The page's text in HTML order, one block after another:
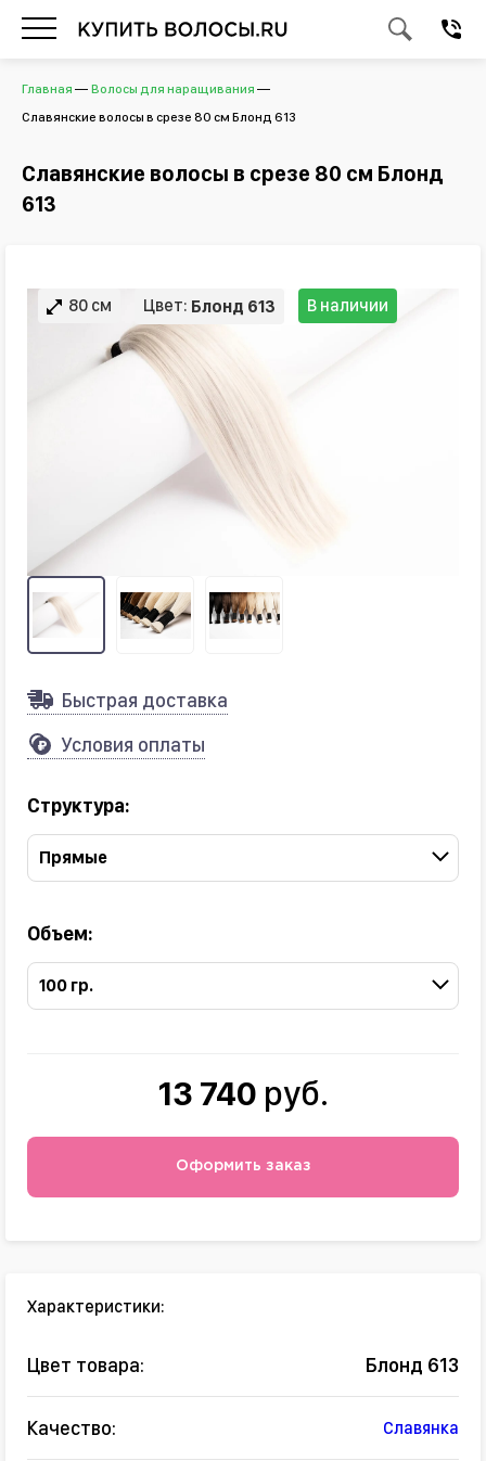
Главная
Волосы для наращивания
Славянские волосы в срезе 80 см Блонд 613
Славянские волосы в срезе 80 см Блонд
613
80 см Цвет: Блонд 613 В наличии
Быстрая доставка
Условия оплаты
Структура:
Прямые
Объем:
100 гр.
13 740 руб.
Оформить заказ
Характеристики:
Цвет товара: Блонд 613
Качество: Славянка